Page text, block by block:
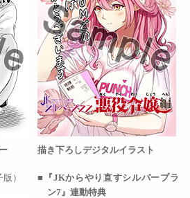
描き下ろしデジタルイラスト
）
『JKからやり直すシルバープラ
ン7』連動特典